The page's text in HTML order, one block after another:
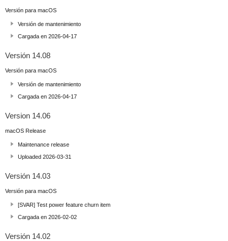
Versión para macOS
Versión de mantenimiento
Cargada en 2026-04-17
Versión 14.08
Versión para macOS
Versión de mantenimiento
Cargada en 2026-04-17
Version 14.06
macOS Release
Maintenance release
Uploaded 2026-03-31
Versión 14.03
Versión para macOS
[SVAR] Test power feature churn item
Cargada en 2026-02-02
Versión 14.02